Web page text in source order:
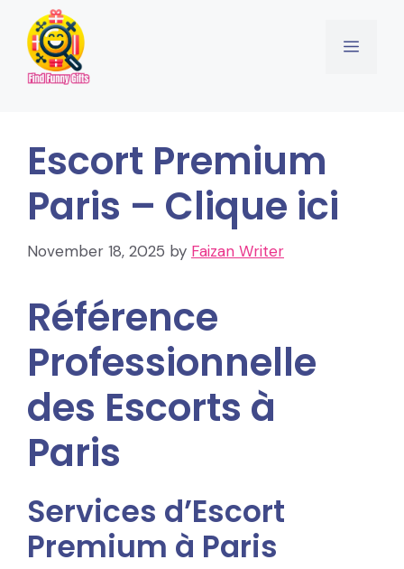
content
Menu
Escort Premium
Paris – Clique ici
November 18, 2025 by Faizan Writer
Référence
Professionnelle
des Escorts à
Paris
Services d’Escort
Premium à Paris